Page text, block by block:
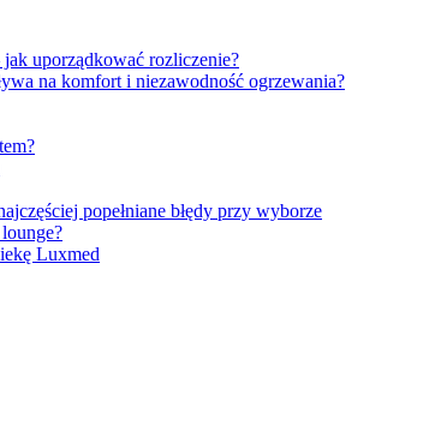
uporządkować rozliczenie?
na komfort i niezawodność ogrzewania?
popełniane błędy przy wyborze
Luxmed